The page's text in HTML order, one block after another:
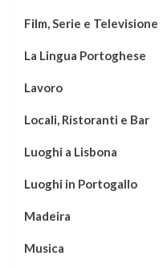
Film, Serie e Televisione
La Lingua Portoghese
Lavoro
Locali, Ristoranti e Bar
Luoghi a Lisbona
Luoghi in Portogallo
Madeira
Musica